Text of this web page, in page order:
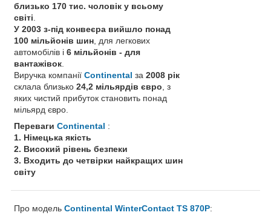
близько 170 тис. чоловік у всьому
світі
У 2003 з-під конвеєра вийшло понад
100 мільйонів шин , для легкових
автомобілів і 6 мільйонів - для
вантажівок
Виручка компанії Continental за 2008 рік
склала близько 24,2 мільярдів євро , з
яких чистий прибуток становить понад
мільярд євро.
Переваги Continental :
1. Німецька якість
2. Високий рівень безпеки
3. Входить до четвірки найкращих шин
світу
Про модель Continental WinterContact TS 870P: